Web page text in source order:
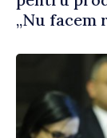
„Nu facem